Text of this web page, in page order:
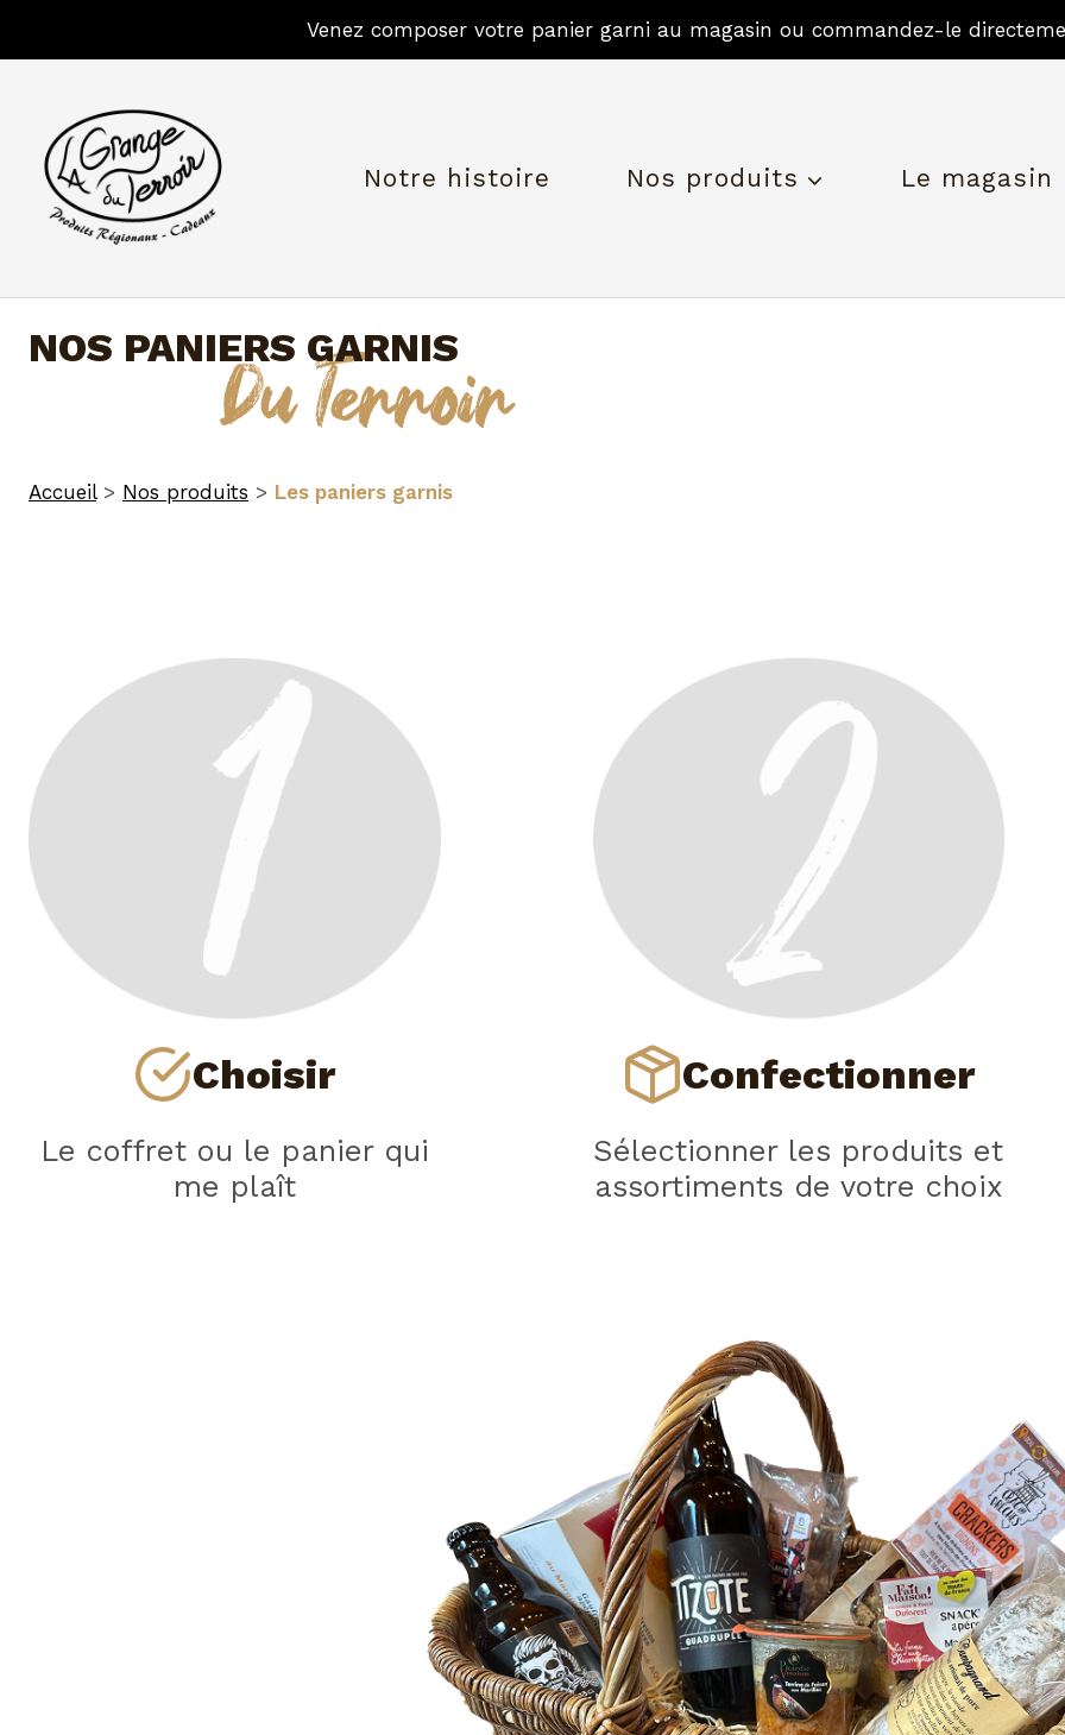
Venez composer votre panier garni au magasin ou commandez-le
contenu
Notre histoire Nos produits Le magasin
NOS PANIERS GARNIS
Du Terroir
Accueil> Nos produits > Les paniers garnis
Choisir
Le coffret ou le panier qui
me plaît
Confectionner
Sélectionner les produits et
assortiments de votre choix